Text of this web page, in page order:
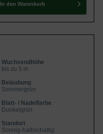
In den Warenkorb
Wuchsendhöhe
bis zu 5 m
Belaubung
Sommergrün
Blatt- / Nadelfarbe
Dunkelgrün
Standort
Sonnig-halbschattig